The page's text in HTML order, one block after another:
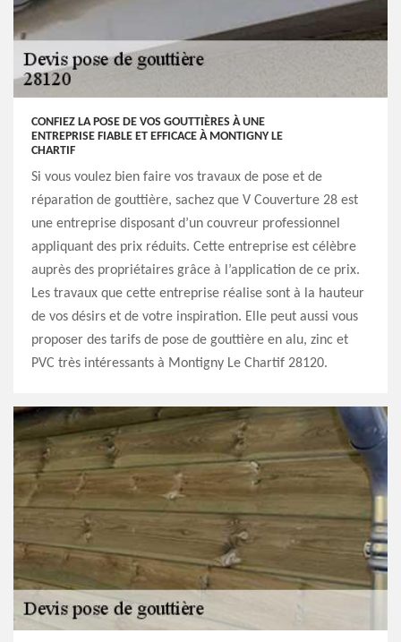
CONFIEZ LA POSE DE VOS GOUTTIÈRES À UNE
ENTREPRISE FIABLE ET EFFICACE À MONTIGNY LE
CHARTIF
Si vous voulez bien faire vos travaux de pose et de
réparation de gouttière, sachez que V Couverture 28 est
une entreprise disposant d’un couvreur professionnel
appliquant des prix réduits. Cette entreprise est célèbre
auprès des propriétaires grâce à l’application de ce prix.
Les travaux que cette entreprise réalise sont à la hauteur
de vos désirs et de votre inspiration. Elle peut aussi vous
proposer des tarifs de pose de gouttière en alu, zinc et
PVC très intéressants à Montigny Le Chartif 28120.